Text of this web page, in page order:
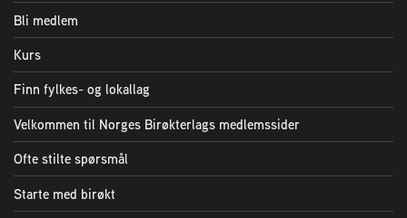
Bli medlem
Kurs
Finn fylkes- og lokallag
Velkommen til Norges Birøkterlags medlemssider
Ofte stilte spørsmål
Starte med birøkt